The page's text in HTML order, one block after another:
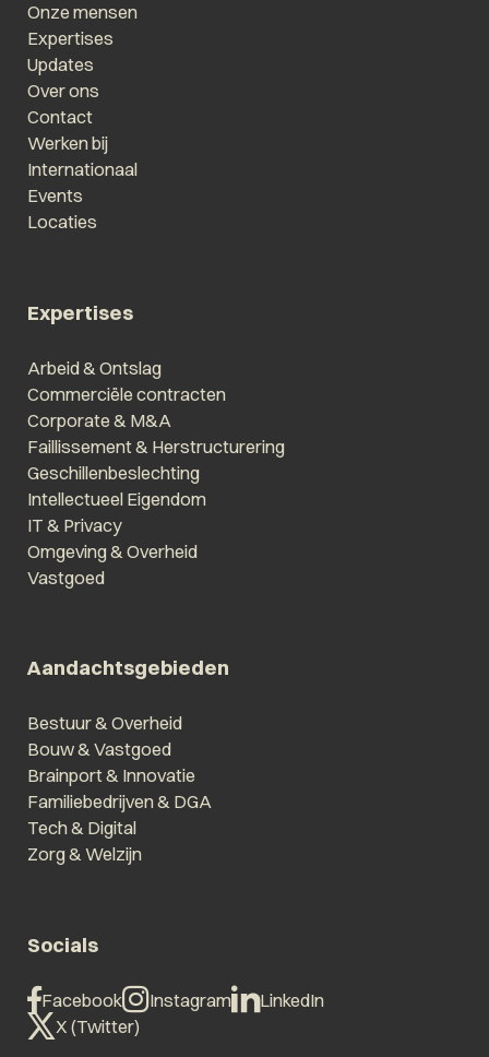
Onze mensen
Expertises
Updates
Over ons
Contact
Werken bij
Internationaal
Events
Locaties
Expertises
Arbeid & Ontslag
Commerciële contracten
Corporate & M&A
Faillissement & Herstructurering
Geschillenbeslechting
Intellectueel Eigendom
IT & Privacy
Omgeving & Overheid
Vastgoed
Aandachtsgebieden
Bestuur & Overheid
Bouw & Vastgoed
Brainport & Innovatie
Familiebedrijven & DGA
Tech & Digital
Zorg & Welzijn
Socials
Facebook Instagram
LinkedIn
X (Twitter)